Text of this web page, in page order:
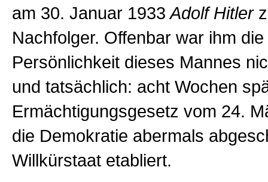
am 30. Januar 1933 Adolf Hitler
Nachfolger. Offenbar war ihm
Persönlichkeit dieses Mannes
und tatsächlich: acht Wochen
Ermächtigungsgesetz vom 24.
die Demokratie abermals
Willkürstaat etabliert.